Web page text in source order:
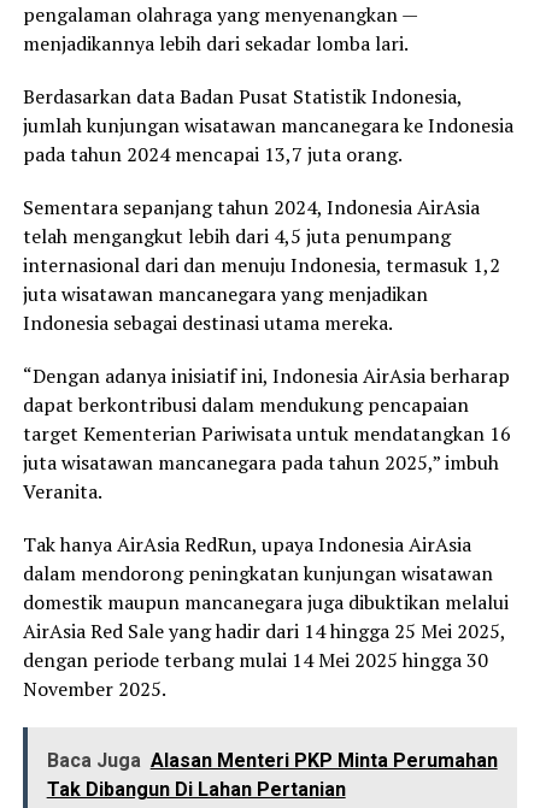
pengalaman olahraga yang menyenangkan —
menjadikannya lebih dari sekadar lomba lari.
Berdasarkan data Badan Pusat Statistik Indonesia,
jumlah kunjungan wisatawan mancanegara ke Indonesia
pada tahun 2024 mencapai 13,7 juta orang.
Sementara sepanjang tahun 2024, Indonesia AirAsia
telah mengangkut lebih dari 4,5 juta penumpang
internasional dari dan menuju Indonesia, termasuk 1,2
juta wisatawan mancanegara yang menjadikan
Indonesia sebagai destinasi utama mereka.
“Dengan adanya inisiatif ini, Indonesia AirAsia berharap
dapat berkontribusi dalam mendukung pencapaian
target Kementerian Pariwisata untuk mendatangkan 16
juta wisatawan mancanegara pada tahun 2025,” imbuh
Veranita.
Tak hanya AirAsia RedRun, upaya Indonesia AirAsia
dalam mendorong peningkatan kunjungan wisatawan
domestik maupun mancanegara juga dibuktikan melalui
AirAsia Red Sale yang hadir dari 14 hingga 25 Mei 2025,
dengan periode terbang mulai 14 Mei 2025 hingga 30
November 2025.
Baca Juga Alasan Menteri PKP Minta Perumahan
Tak Dibangun Di Lahan Pertanian